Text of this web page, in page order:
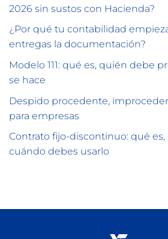
2026 sin sustos con Hacienda?
¿Por qué tu contabilidad
entregas la documentación?
Modelo 111: qué es, quién debe
se hace
Despido procedente,
para empresas
Contrato fijo-discontinuo: qué
cuándo debes usarlo